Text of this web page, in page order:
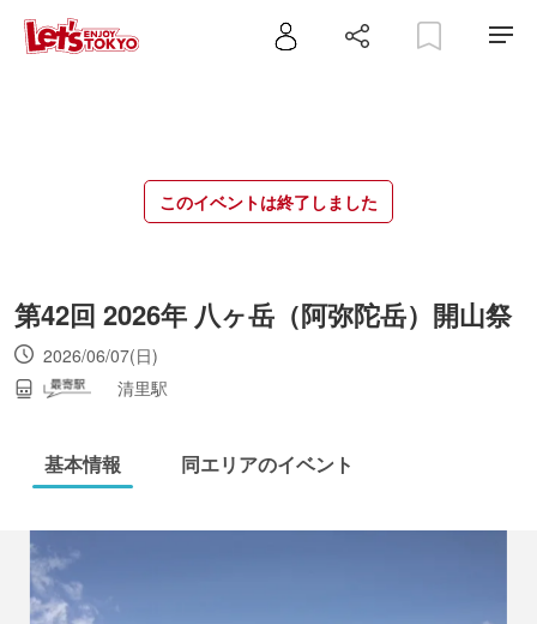
このイベントは終了しました
第42回 2026年 八ヶ岳（阿弥陀岳）開山祭
2026/06/07(日)
清里駅
基本情報 同エリアのイベント